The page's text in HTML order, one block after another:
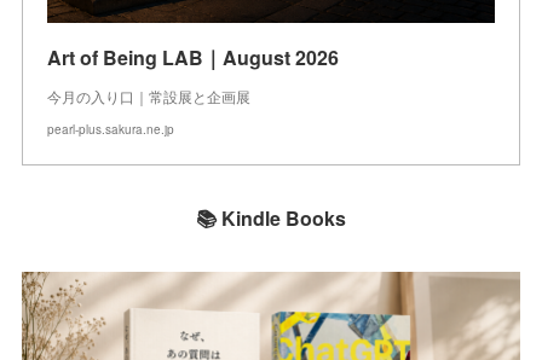
Art of Being LAB｜August 2026
今月の入り口｜常設展と企画展
pearl-plus.sakura.ne.jp
📚 Kindle Books